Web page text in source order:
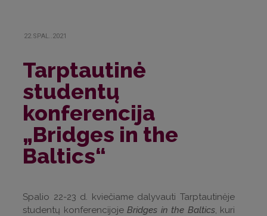
22.SPAL..2021
Tarptautinė
studentų
konferencija
„Bridges in the
Baltics“
Spalio 22-23 d. kviečiame dalyvauti Tarptautinėje
studentų konferencijoje Bridges in the Baltics, kuri